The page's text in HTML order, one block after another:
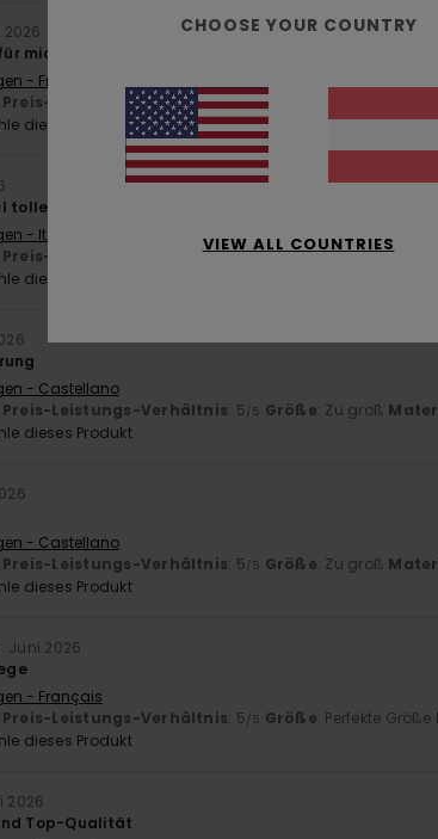
2026
mich in Ordnung.
- Français
Preis-Leistungs-Verhältnis: 5/5 Größe
dieses Produkt
toller Service und ein freundliches Verkaufsteam
- Italiano
Preis-Leistungs-Verhältnis: 5 Größe: Perfekte Größe
dieses Produkt
- Castellano
Preis-Leistungs-Verhältnis: 5/5 Größe: Zu groß
dieses Produkt
- Castellano
Preis-Leistungs-Verhältnis: 5/5 Größe: Zu groß
dieses Produkt
Juni 2026
- Français
Preis-Leistungs-Verhältnis: 5/5 Größe: Perfekte Größe
dieses Produkt
2026
Top-Qualität
CHOOSE YOUR COUNTRY
VIEW ALL COUNTRIES